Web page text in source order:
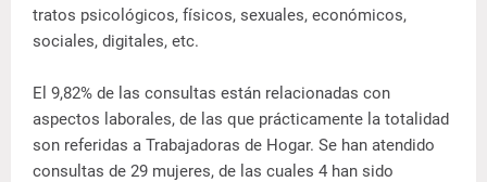
tratos psicológicos, físicos, sexuales, económicos,
sociales, digitales, etc.
El 9,82% de las consultas están relacionadas con
aspectos laborales, de las que prácticamente la totalidad
son referidas a Trabajadoras de Hogar. Se han atendido
consultas de 29 mujeres, de las cuales 4 han sido